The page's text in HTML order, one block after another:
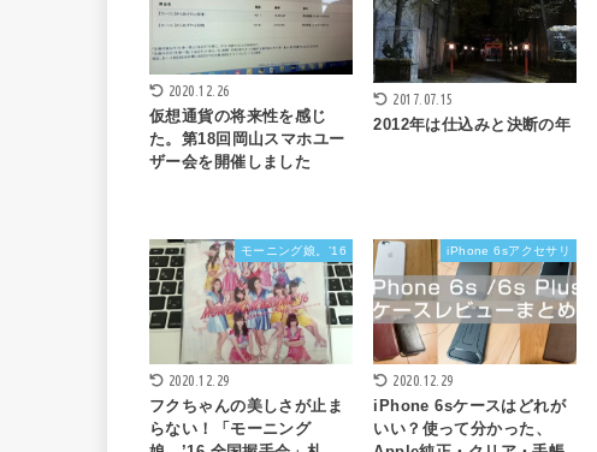
2020.12.26
仮想通貨の将来性を感じ
た。第18回岡山スマホユー
ザー会を開催しました
2017.07.15
2012年は仕込みと決断の年
モーニング娘。’16
2020.12.29
フクちゃんの美しさが止ま
らない！「モーニング
iPhone 6sアクセサリ
2020.12.29
iPhone 6sケースはどれが
いい？使って分かった、